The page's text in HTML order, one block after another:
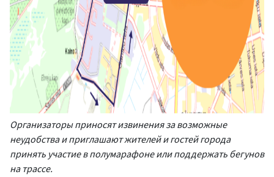
Организаторы приносят извинения за возможные
неудобства и приглашают жителей и гостей города
принять участие в полумарафоне или поддержать бегунов
на трассе.